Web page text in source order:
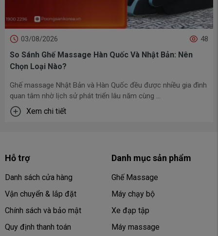
Hàn Quốc Và Nhật Bản: Nên
và Hàn Quốc đều được nhiều gia đình
phát triển lâu năm cùng ...
30/07/2026
MEGA LIVE 08.08:
Mỗi mùa Vu Lan trở
những người con dù
Hỗ trợ
Danh sách cửa hàng
Vận chuyển & lắp đặt
Chính sách và bảo mật
Quy định thanh toán
Danh mục sản phẩm
Ghế Massage
Máy chạy bộ
Xe đạp tập
Máy massage